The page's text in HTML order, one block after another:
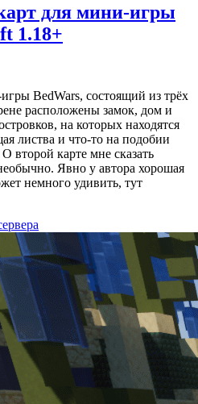
для мини-игры
1.18+
BedWars, состоящий из трёх
расположены замок, дом и
на которых находятся
листва и что-то на подобии
второй карте мне сказать
Явно у автора хорошая
немного удивить, тут